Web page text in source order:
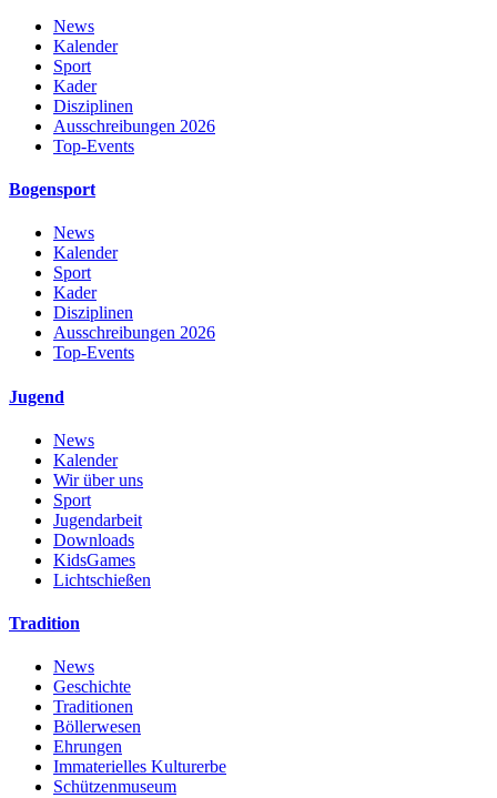
News
Kalender
Sport
Kader
Disziplinen
Ausschreibungen 2026
Top-Events
Bogensport
News
Kalender
Sport
Kader
Disziplinen
Ausschreibungen 2026
Top-Events
Jugend
News
Kalender
Wir über uns
Sport
Jugendarbeit
Downloads
KidsGames
Lichtschießen
Tradition
News
Geschichte
Traditionen
Böllerwesen
Ehrungen
Immaterielles Kulturerbe
Schützenmuseum